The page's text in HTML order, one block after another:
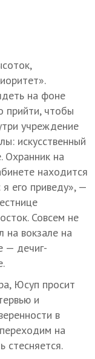
на фоне
прийти, чтобы
учреждение
искусственный
Охранник на
находится
я его приведу», —
Совсем не
на вокзале на
— дечиг-
Юсуп просит
и
в
на
стесняется.